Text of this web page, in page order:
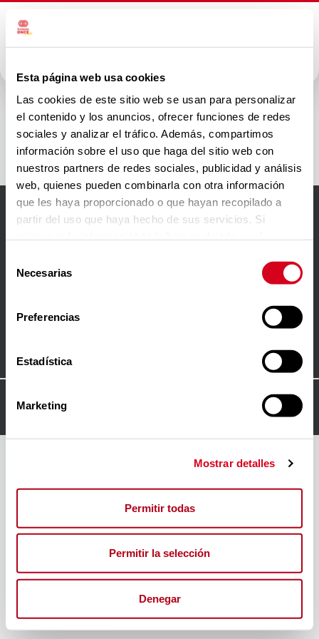
Esta página web usa cookies
Las cookies de este sitio web se usan para personalizar
el contenido y los anuncios, ofrecer funciones de redes
sociales y analizar el tráfico. Además, compartimos
información sobre el uso que haga del sitio web con
nuestros partners de redes sociales, publicidad y análisis
web, quienes pueden combinarla con otra información
que les haya proporcionado o que hayan recopilado a
partir del uso que haya hecho de sus servicios. Si
Necesarias
Preferencias
Estadística
Marketing
Mostrar detalles
Permitir todas
Permitir la selección
Denegar
Comess
Group
Política de privacidad
Política de cookies
© 2024FORO INSERTA RESPONSABLE